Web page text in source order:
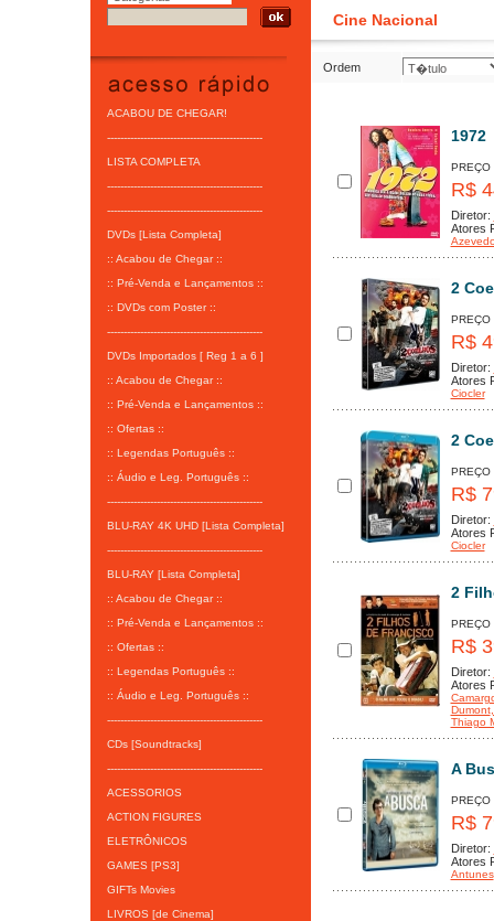
ACABOU DE CHEGAR!
-----------------------------------------------
LISTA COMPLETA
-----------------------------------------------
-----------------------------------------------
DVDs [Lista Completa]
:: Acabou de Chegar ::
:: Pré-Venda e Lançamentos ::
:: DVDs com Poster ::
-----------------------------------------------
DVDs Importados [ Reg 1 a 6 ]
:: Acabou de Chegar ::
:: Pré-Venda e Lançamentos ::
:: Ofertas ::
:: Legendas Português ::
:: Áudio e Leg. Português ::
-----------------------------------------------
BLU-RAY 4K UHD [Lista Completa]
-----------------------------------------------
BLU-RAY [Lista Completa]
:: Acabou de Chegar ::
:: Pré-Venda e Lançamentos ::
:: Ofertas ::
:: Legendas Português ::
:: Áudio e Leg. Português ::
-----------------------------------------------
CDs [Soundtracks]
-----------------------------------------------
ACESSORIOS
ACTION FIGURES
ELETRÔNICOS
GAMES [PS3]
GIFTs Movies
LIVROS [de Cinema]
Cine Nacional
Ordem
1972
PREÇO
R$
Diretor:
Atores
2
PREÇO
R$
Diretor:
Atores
Ciocler
2
PREÇO
R$
Diretor:
Atores
Ciocler
2
PREÇO
R$
Diretor:
Atores
Dumont
Thiago
A
PREÇO
R$
Diretor:
Atores
Antunes